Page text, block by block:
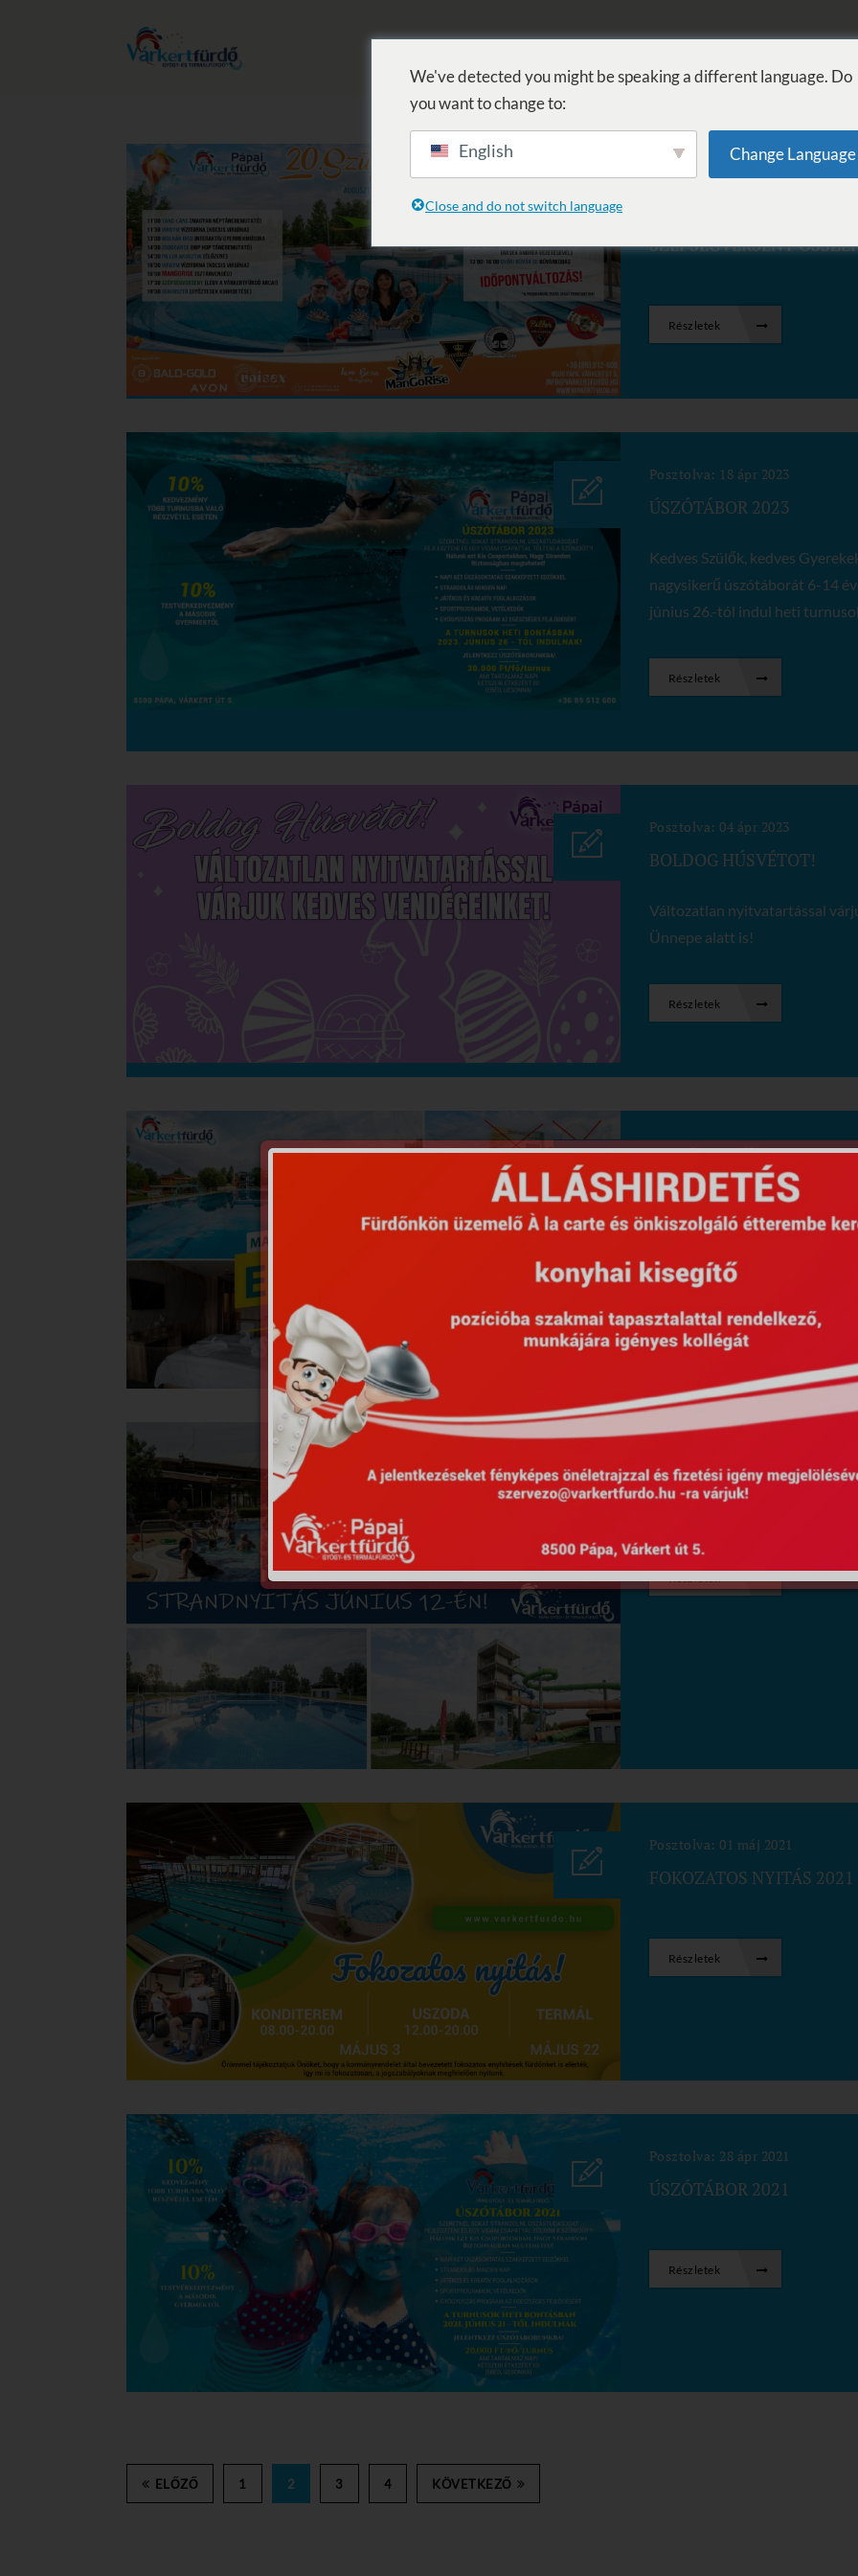
SZÉPSÉGVERSENY
Részletek
Posztolva: 18 ápr 2023
ÚSZÓTÁBOR 2023
Kedves Szülők, kedves
nagysikerű úszótáborát 6-14
június 26.-tól indul heti
Részletek
Posztolva: 04 ápr 2023
BOLDOG HÚSVÉTOT!
Változatlan nyitvatartással
Ünnepe alatt is!
Részletek
Posztolva: 03 júl 2021
MASZKHASZNÁLAT ÉS
MENTESSÉG 2021.07.03-
Részletek
Posztolva: 04 jún 2021
STRANDNYITÁS
Részletek
Posztolva: 01 máj 2021
FOKOZATOS NYITÁS 2021
Részletek
Posztolva: 28 ápr 2021
ÚSZÓTÁBOR 2021
Részletek
ELŐZŐ 1 2 3 4 KÖVETKEZŐ
We've detected you might be speaking a different language. Do
you want to change to:
English Change Language
Close and do not switch language